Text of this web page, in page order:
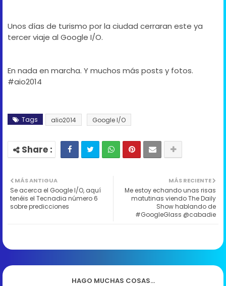
Unos días de turismo por la ciudad cerraran este ya
tercer viaje al Google I/O.
En nada en marcha. Y muchos más posts y fotos.
#aio2014
Tags alio2014 Google I/O
MÁS RECIENTE
Me estoy echando unas risas
matutinas viendo The Daily
Show hablando de
#GoogleGlass @cabadie
MÁS ANTIGUA
Se acerca el Google I/O, aquí
tenéis el Tecnadia número 6
sobre predicciones
HAGO MUCHAS COSAS...